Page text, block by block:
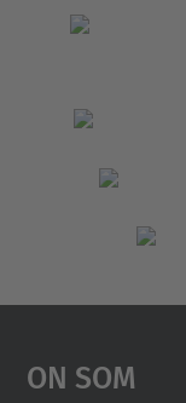
On Som